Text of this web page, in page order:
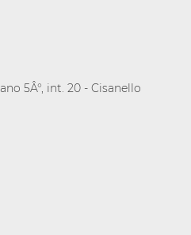
5Â°, int. 20 - Cisanello